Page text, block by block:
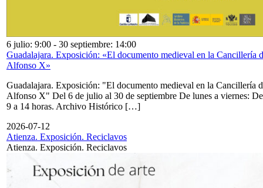
6 julio: 9:00 - 30 septiembre: 14:00
Guadalajara. Exposición: «El documento medieval en la Cancillería
Alfonso X»
Guadalajara. Exposición: "El documento medieval en la Cancillería
Alfonso X" Del 6 de julio al 30 de septiembre De lunes a viernes: De
9 a 14 horas. Archivo Histórico […]
2026-07-12
Atienza. Exposición. Reciclavos
Atienza. Exposición. Reciclavos